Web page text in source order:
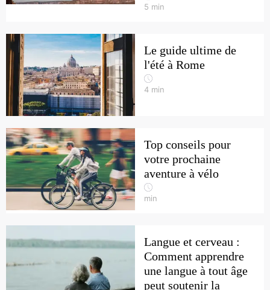
5 min
Le guide ultime de
l'été à Rome
4 min
Top conseils pour
votre prochaine
aventure à vélo
min
Langue et cerveau :
Comment apprendre
une langue à tout âge
peut soutenir la